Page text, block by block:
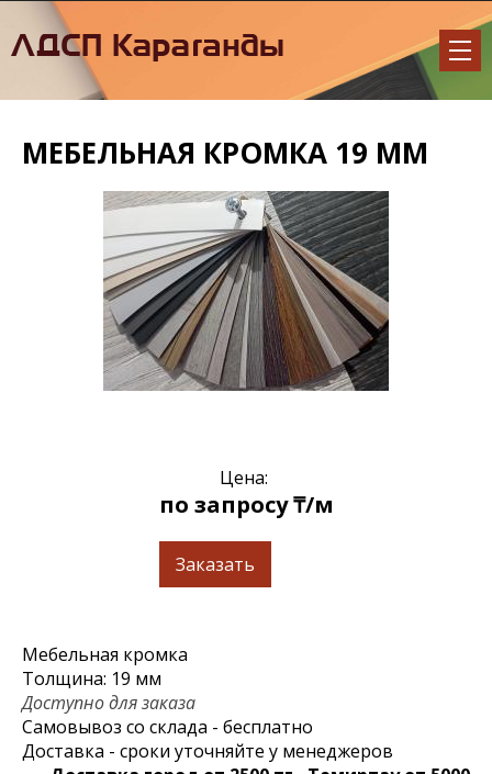
МЕБЕЛЬНАЯ КРОМКА 19 ММ
Цена:
по запросу ₸/м
Заказать
Мебельная кромка
Толщина: 19 мм
Доступно для заказа
Самовывоз со склада - бесплатно
Доставка - сроки уточняйте у менеджеров